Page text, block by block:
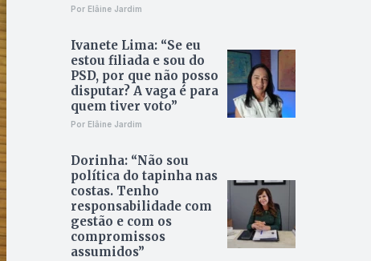
Por Elâine Jardim
Ivanete Lima: “Se eu
estou filiada e sou do
PSD, por que não posso
disputar? A vaga é para
quem tiver voto”
Por Elâine Jardim
Dorinha: “Não sou
política do tapinha nas
costas. Tenho
responsabilidade com
gestão e com os
compromissos
assumidos”